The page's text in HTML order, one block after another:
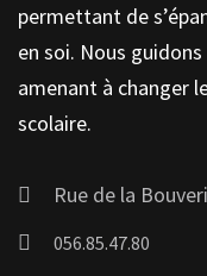
permettant de
en soi. Nous
amenant à changer
scolaire.
Rue de la
056.85.47.80